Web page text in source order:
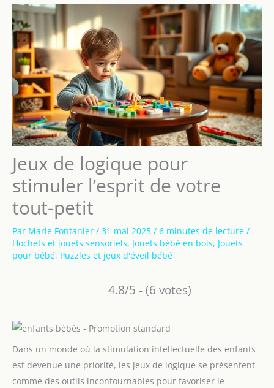
Jeux de logique pour
stimuler l’esprit de votre
tout-petit
Par Marie Fontanier / 31 mai 2025 / 6 minutes de lecture /
Hochets et jouets sensoriels, Jouets bébé en bois, Jouets
pour bébé, Puzzles et jeux d'éveil bébé
4.8/5 - (6 votes)
Dans un monde où la stimulation intellectuelle des enfants
est devenue une priorité, les jeux de logique se présentent
comme des outils incontournables pour favoriser le